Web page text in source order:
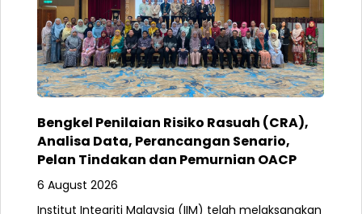
Bengkel Penilaian Risiko Rasuah (CRA),
Analisa Data, Perancangan Senario,
Pelan Tindakan dan Pemurnian OACP
6 August 2026
Institut Integriti Malaysia (IIM) telah melaksanakan